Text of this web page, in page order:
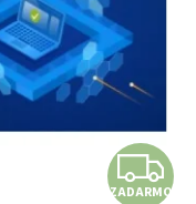
ZADARMO